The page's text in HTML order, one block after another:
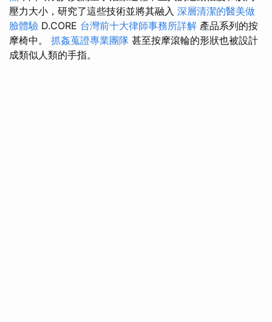
壓力大小，研究了這些技術並將其融入 深層清潔的醫美做
臉體驗 D.CORE 台灣前十大律師事務所詳解 產品系列的按
摩椅中。 抓姦蒐證專業團隊 甚至按摩滾輪的形狀也被設計
成類似人類的手指。